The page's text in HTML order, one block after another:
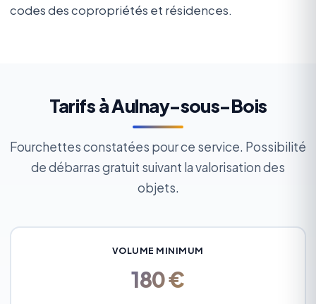
codes des copropriétés et résidences.
Tarifs à Aulnay-sous-Bois
Fourchettes constatées pour ce service. Possibilité
de débarras gratuit suivant la valorisation des
objets.
VOLUME MINIMUM
180 €